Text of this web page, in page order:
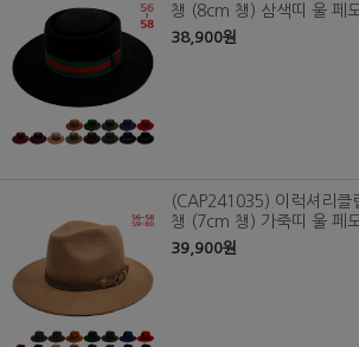
챙 (8cm 챙) 삼색띠 울 페
38,900원
(CAP241035) 이럭셔리
챙 (7cm 챙) 가죽띠 울 페
39,900원